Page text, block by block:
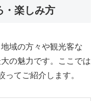
・楽しみ方
域の方々や観光客な
の魅力です。ここでは
てご紹介します。